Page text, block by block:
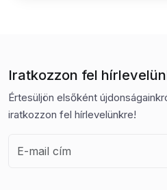
Iratkozzon fel
Értesüljön elsőként
iratkozzon fel hírlevelünkre!